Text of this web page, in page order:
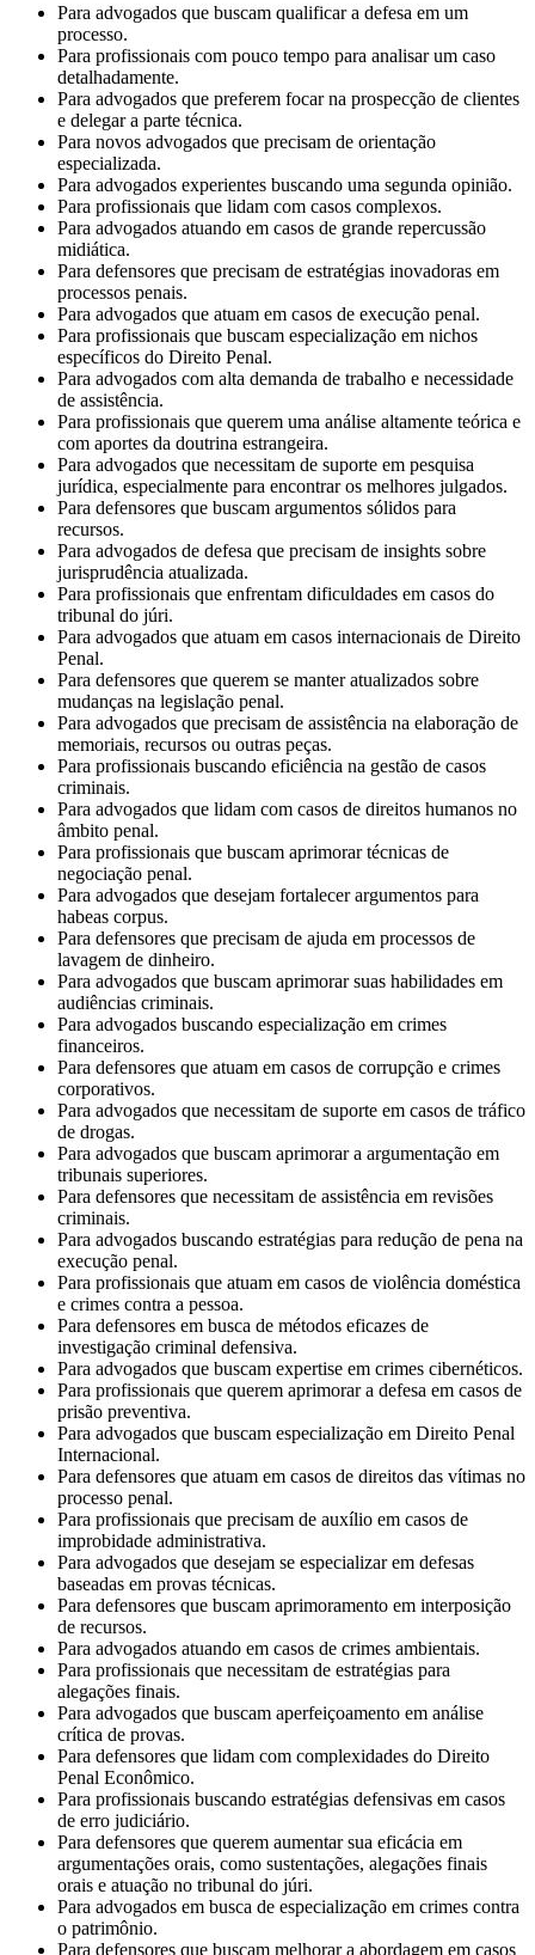
Para advogados que buscam qualificar a defesa em um
processo.
Para profissionais com pouco tempo para analisar um caso
detalhadamente.
Para advogados que preferem focar na prospecção de clientes
e delegar a parte técnica.
Para novos advogados que precisam de orientação
especializada.
Para advogados experientes buscando uma segunda opinião.
Para profissionais que lidam com casos complexos.
Para advogados atuando em casos de grande repercussão
midiática.
Para defensores que precisam de estratégias inovadoras em
processos penais.
Para advogados que atuam em casos de execução penal.
Para profissionais que buscam especialização em nichos
específicos do Direito Penal.
Para advogados com alta demanda de trabalho e necessidade
de assistência.
Para profissionais que querem uma análise altamente teórica e
com aportes da doutrina estrangeira.
Para advogados que necessitam de suporte em pesquisa
jurídica, especialmente para encontrar os melhores julgados.
Para defensores que buscam argumentos sólidos para
recursos.
Para advogados de defesa que precisam de insights sobre
jurisprudência atualizada.
Para profissionais que enfrentam dificuldades em casos do
tribunal do júri.
Para advogados que atuam em casos internacionais de Direito
Penal.
Para defensores que querem se manter atualizados sobre
mudanças na legislação penal.
Para advogados que precisam de assistência na elaboração de
memoriais, recursos ou outras peças.
Para profissionais buscando eficiência na gestão de casos
criminais.
Para advogados que lidam com casos de direitos humanos no
âmbito penal.
Para profissionais que buscam aprimorar técnicas de
negociação penal.
Para advogados que desejam fortalecer argumentos para
habeas corpus.
Para defensores que precisam de ajuda em processos de
lavagem de dinheiro.
Para advogados que buscam aprimorar suas habilidades em
audiências criminais.
Para advogados buscando especialização em crimes
financeiros.
Para defensores que atuam em casos de corrupção e crimes
corporativos.
Para advogados que necessitam de suporte em casos de tráfico
de drogas.
Para advogados que buscam aprimorar a argumentação em
tribunais superiores.
Para defensores que necessitam de assistência em revisões
criminais.
Para advogados buscando estratégias para redução de pena na
execução penal.
Para profissionais que atuam em casos de violência doméstica
e crimes contra a pessoa.
Para defensores em busca de métodos eficazes de
investigação criminal defensiva.
Para advogados que buscam expertise em crimes cibernéticos.
Para profissionais que querem aprimorar a defesa em casos de
prisão preventiva.
Para advogados que buscam especialização em Direito Penal
Internacional.
Para defensores que atuam em casos de direitos das vítimas no
processo penal.
Para profissionais que precisam de auxílio em casos de
improbidade administrativa.
Para advogados que desejam se especializar em defesas
baseadas em provas técnicas.
Para defensores que buscam aprimoramento em interposição
de recursos.
Para advogados atuando em casos de crimes ambientais.
Para profissionais que necessitam de estratégias para
alegações finais.
Para advogados que buscam aperfeiçoamento em análise
crítica de provas.
Para defensores que lidam com complexidades do Direito
Penal Econômico.
Para profissionais buscando estratégias defensivas em casos
de erro judiciário.
Para defensores que querem aumentar sua eficácia em
argumentações orais, como sustentações, alegações finais
orais e atuação no tribunal do júri.
Para advogados em busca de especialização em crimes contra
o patrimônio.
Para defensores que buscam melhorar a abordagem em casos